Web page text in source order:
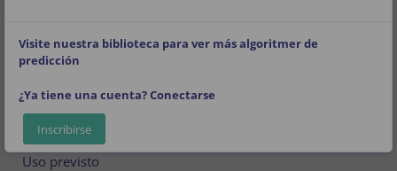
Descargar el Manual del usuario y consultar el
visto
Algoritmo
Detalles
Uso previsto
Visite nuestra biblioteca para ver más algoritmer de
predicción
¿Ya tiene una cuenta? Conectarse
Inscribirse